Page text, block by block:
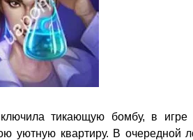
тикающую бомбу, в
уютную квартиру. В очередной